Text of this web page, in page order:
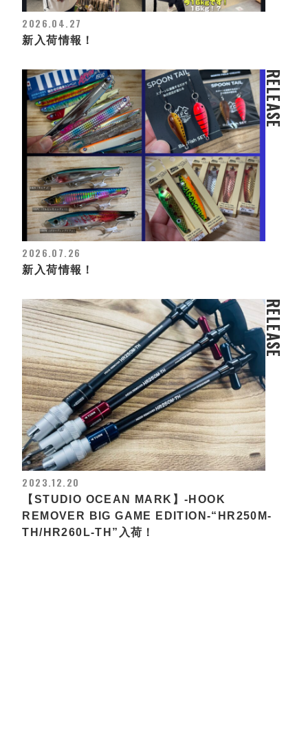
2026.04.27
新入荷情報！
RELEASE
2026.07.26
新入荷情報！
RELEASE
2023.12.20
【STUDIO OCEAN MARK】-HOOK
REMOVER BIG GAME EDITION-“HR250M-
TH/HR260L-TH”入荷！